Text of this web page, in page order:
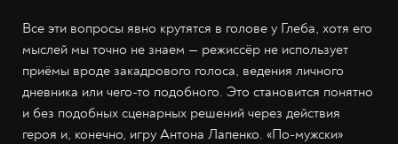
Все эти вопросы явно крутятся в голове у Глеба, хотя его
мыслей мы точно не знаем — режиссёр не использует
приёмы вроде закадрового голоса, ведения личного
дневника или чего-то подобного. Это становится понятно
и без подобных сценарных решений через действия
героя и, конечно, игру Антона Лапенко. «По-мужски»